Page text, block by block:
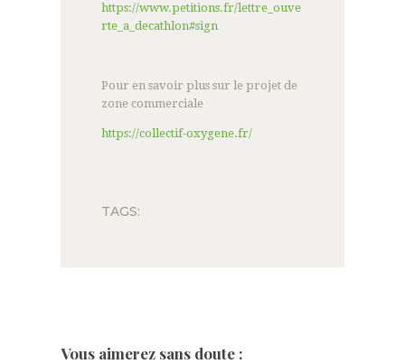
https://www.petitions.fr/lettre_ouve
rte_a_decathlon#sign
Pour en savoir plus sur le projet de
zone commerciale
https://collectif-oxygene.fr/
TAGS:
Vous aimerez sans doute :